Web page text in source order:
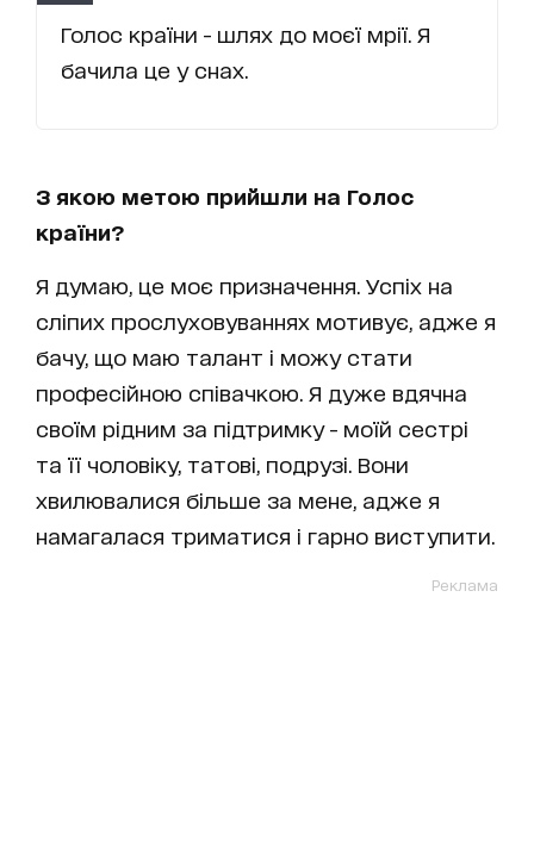
Голос країни - шлях до моєї мрії. Я
бачила це у снах.
З якою метою прийшли на Голос
країни?
Я думаю, це моє призначення. Успіх на
сліпих прослуховуваннях мотивує, адже я
бачу, що маю талант і можу стати
професійною співачкою. Я дуже вдячна
своїм рідним за підтримку - моїй сестрі
та її чоловіку, татові, подрузі. Вони
хвилювалися більше за мене, адже я
намагалася триматися і гарно виступити.
Реклама